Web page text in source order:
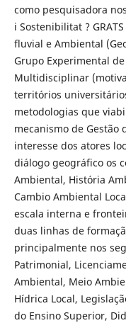
como pesquisadora
i Sostenibilitat ?
fluvial e Ambiental
Grupo Experimental
Multidisciplinar
territórios
metodologias que
mecanismo de Gestão
interesse dos atores
diálogo geográfico os
Ambiental, História
Cambio Ambiental
escala interna e
duas linhas de
principalmente nos
Patrimonial,
Ambiental, Meio
Hídrica Local,
do Ensino Superior,